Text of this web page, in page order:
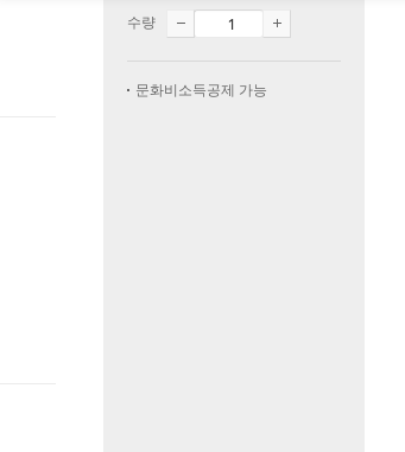
수량
문화비소득공제 가능